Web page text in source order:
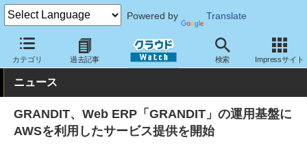
Powered by Translate
カテゴリ 過去記事 検索 Impressサイト
クラウド Watch サービス・ソフト サービス 基幹業務
ニュース
GRANDIT、Web ERP「GRANDIT」の運用基盤に
AWSを利用したサービス提供を開始